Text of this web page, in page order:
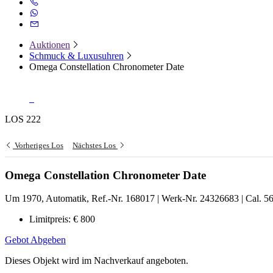
Auktionen
Schmuck & Luxusuhren
Omega Constellation Chronometer Date
LOS 222
Vorheriges Los Nächstes Los
Omega Constellation Chronometer Date
Um 1970, Automatik, Ref.-Nr. 168017 | Werk-Nr. 24326683 | Cal.
Limitpreis: € 800
Gebot Abgeben
Dieses Objekt wird im Nachverkauf angeboten.